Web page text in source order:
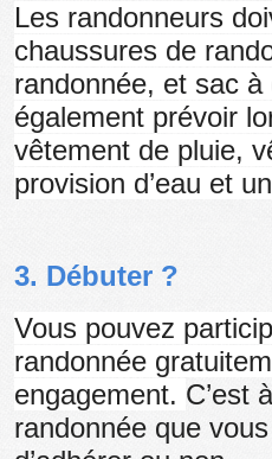
Les randonneurs
chaussures de
randonnée, et sac
également prévoir
vêtement de pluie,
provision d’eau et
3. Débuter ?
Vous pouvez
randonnée
engagement. C’est
randonnée que